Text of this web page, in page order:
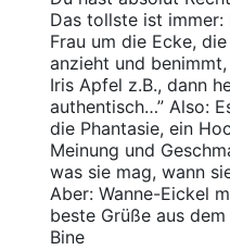
Das tollste ist
Frau um die Ecke,
anzieht und
Iris Apfel z.B., dann
authentisch…” Also:
die Phantasie, ein
Meinung und
was sie mag, wann
Aber: Wanne-Eickel
beste Grüße aus
Bine